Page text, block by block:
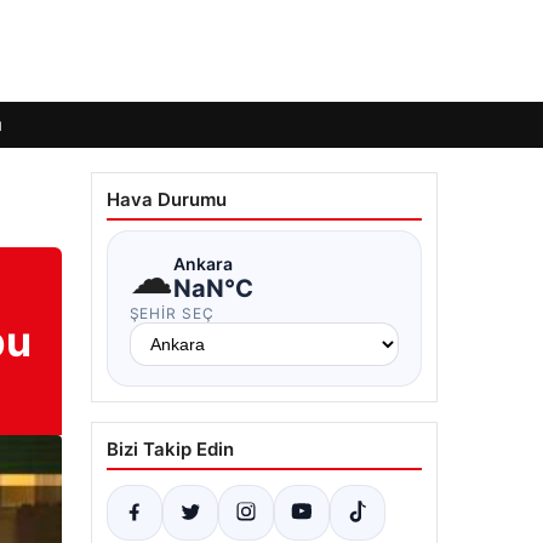
Hava Durumu
☁Ankara
NaN°C
ŞEHIR SEÇ
Bizi Takip Edin